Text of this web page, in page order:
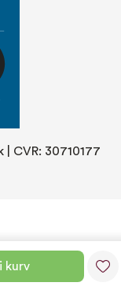
kurv
| CVR: 30710177